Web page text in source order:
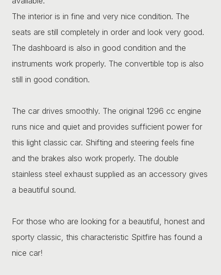
The interior is in fine and very nice condition. The
seats are still completely in order and look very good.
The dashboard is also in good condition and the
instruments work properly. The convertible top is also
still in good condition.
The car drives smoothly. The original 1296 cc engine
runs nice and quiet and provides sufficient power for
this light classic car. Shifting and steering feels fine
and the brakes also work properly. The double
stainless steel exhaust supplied as an accessory gives
a beautiful sound.
For those who are looking for a beautiful, honest and
sporty classic, this characteristic Spitfire has found a
nice car!